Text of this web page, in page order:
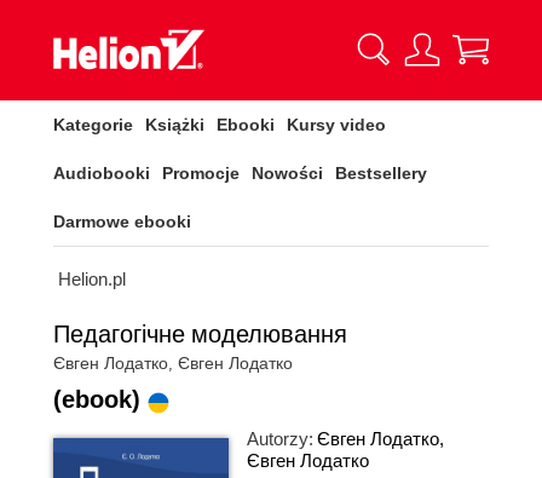
Kategorie Książki Ebooki Kursy video
Audiobooki Promocje Nowości Bestsellery
Darmowe ebooki
Helion.pl
Педагогічне моделювання
Євген Лодатко, Євген Лодатко
(ebook)
Autorzy: Євген Лодатко,
Євген Лодатко